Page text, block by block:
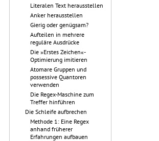
Literalen Text herausstellen
Anker herausstellen
Gierig oder genügsam?
Aufteilen in mehrere
reguläre Ausdrücke
Die »Erstes Zeichen«-
Optimierung imitieren
Atomare Gruppen und
possessive Quantoren
verwenden
Die Regex-Maschine zum
Treffer hinführen
Die Schleife aufbrechen
Methode 1: Eine Regex
anhand früherer
Erfahrungen aufbauen